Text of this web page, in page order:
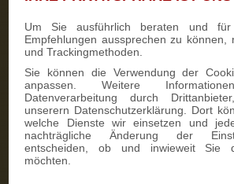
Um Sie ausführlich beraten und für
Empfehlungen aussprechen zu können,
und Trackingmethoden.
Sie können die Verwendung der
anpassen. Weitere
Datenverarbeitung durch
unserern Datenschutzerklärung. Dort
welche Dienste wir einsetzen und
nachträgliche Änderung der
entscheiden, ob und inwieweit Sie
möchten.
5 Kontaktaufnahme
Wir kontaktieren Sie persönlich.
6
Personalisierung auswählen
Stollenbanderole
An derStollenbanderole
können wir ab
eine individuelle Gestaltung in Ihrem